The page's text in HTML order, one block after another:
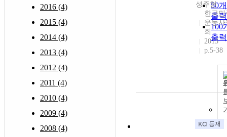
2016 (4)
2015 (4)
2014 (4)
2013 (4)
2012 (4)
2011 (4)
2010 (4)
2009 (4)
2008 (4)
50
출력
100
출력
성주현
한국민
운동사
회
2013
p.5-38